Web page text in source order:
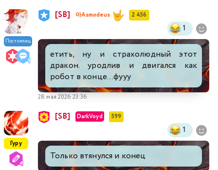
Постоялец
[SB] 아Asmodeus 2 456
1
етить, ну и страхолюдный этот
дракон. уродлив и двигался как
робот в конце...фууу
28 мая 2026 23:36
Гуру
[SB] DarkVoyd 599
1
Только втянулся и конец